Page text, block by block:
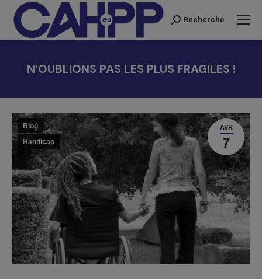
Recherche
Recherche
N’OUBLIONS PAS LES PLUS FRAGILES !
AVR
7
Blog
Handicap